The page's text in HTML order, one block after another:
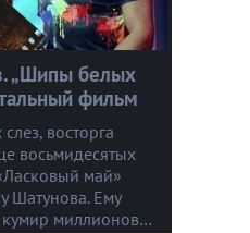
„Шипы белых
фильм
восторга
восьмидесятых
май»
Шатунова. Ему
кумир миллионов…